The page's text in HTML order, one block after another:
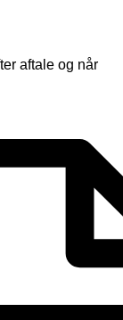
aftale og når